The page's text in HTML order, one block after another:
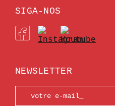
SIGA-NOS
NEWSLETTER